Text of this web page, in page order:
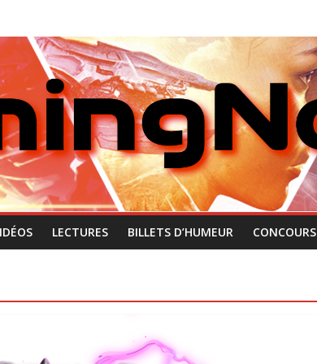
LECTURES BILLETS D’HUMEUR CONCOURS